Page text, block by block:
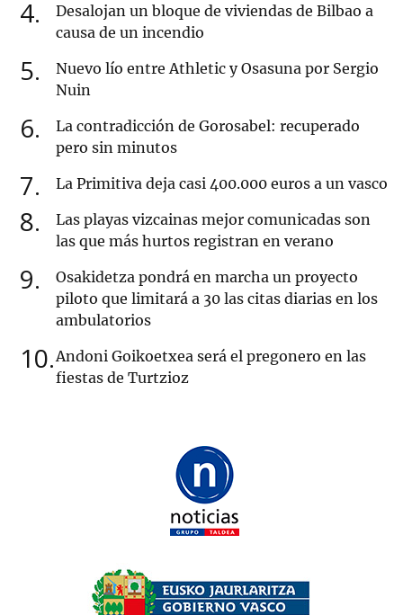
4
Desalojan un bloque de viviendas de Bilbao a
causa de un incendio
5
Nuevo lío entre Athletic y Osasuna por Sergio
Nuin
6
La contradicción de Gorosabel: recuperado
pero sin minutos
7 La Primitiva deja casi 400.000 euros a un vasco
8
Las playas vizcainas mejor comunicadas son
las que más hurtos registran en verano
9
Osakidetza pondrá en marcha un proyecto
piloto que limitará a 30 las citas diarias en los
ambulatorios
10 Andoni Goikoetxea será el pregonero en las
fiestas de Turtzioz